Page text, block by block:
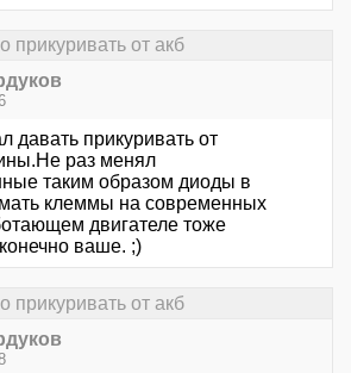
прикуривать от акб
давать прикуривать от
раз менял
таким образом диоды в
клеммы на современных
двигателе тоже
ваше. ;)
прикуривать от акб